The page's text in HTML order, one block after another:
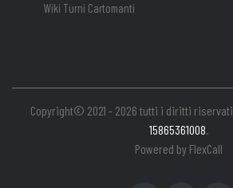
Wiki Turni Cartomanti
Copyright© 2021 - 2026 tutti i diritti riservati
15865361008.
Powered by FlexCall